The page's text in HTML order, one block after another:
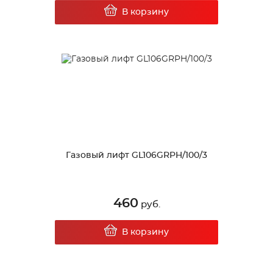
В корзину
Газовый лифт GL106GRPH/100/3
460руб.
В корзину